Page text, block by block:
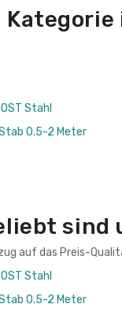
Stahl
0.5-2 Meter
sind
auf das Preis-
Stahl
0.5-2 Meter